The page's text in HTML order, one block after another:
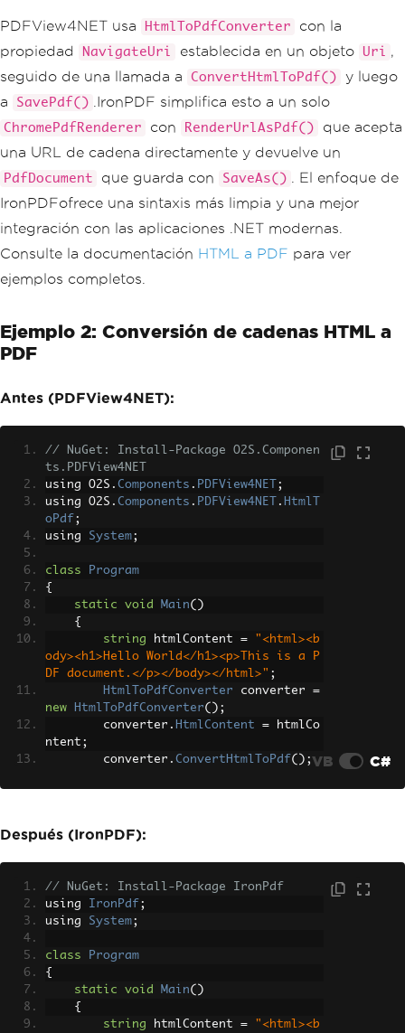
PDFView4NET usa HtmlToPdfConverter
con la
propiedad
NavigateUri establecida en un objeto Uri ,
seguido de una llamada a
ConvertHtmlToPdf()
y luego
a
SavePdf() .IronPDF simplifica esto a un solo
ChromePdfRenderer con RenderUrlAsPdf()
que acepta
una URL de cadena directamente y devuelve un
PdfDocument que guarda con SaveAs()
. El enfoque de
IronPDFofrece una sintaxis más limpia y una mejor
integración con las aplicaciones .NET modernas.
Consulte la documentación HTML a PDF para ver
ejemplos completos.
Ejemplo 2: Conversión de cadenas HTML a
PDF
Antes (PDFView4NET):
// NuGet: Install-Package O2S.Componen
ts.PDFView4NET
using O2S . Components . PDFView4NET
;
using O2S . Components . PDFView4NET . HtmlT
oPdf ;
using System;
class
Program
{
static
void Main()
{
string htmlContent =
"<html><b
ody><h1>Hello World</h1><p>This is a P
DF document.</p></body></html>" ;
HtmlToPdfConverter converter =
new
HtmlToPdfConverter();
        converter
. HtmlContent = htmlCo
ntent ;
        converter
. ConvertHtmlToPdf();
}
VB C#
Después (IronPDF):
// NuGet: Install-Package IronPdf
using IronPdf ;
using System;
class
Program
{
static
void Main()
{
string htmlContent =
"<html><b